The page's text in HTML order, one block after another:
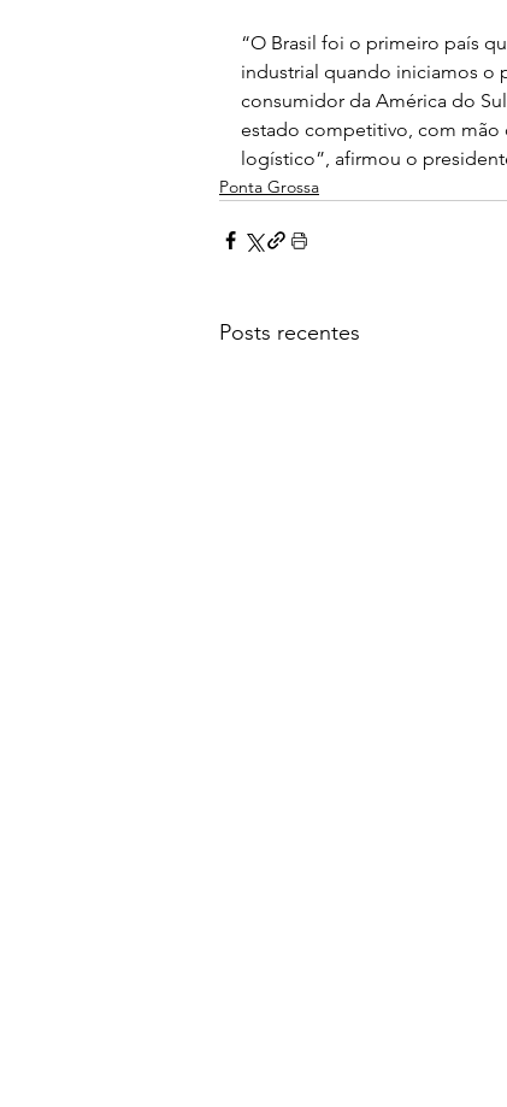
“O Brasil foi o primeiro país
industrial quando iniciamos o
consumidor da América do
estado competitivo, com mão
logístico”, afirmou o
Ponta Grossa
Posts recentes